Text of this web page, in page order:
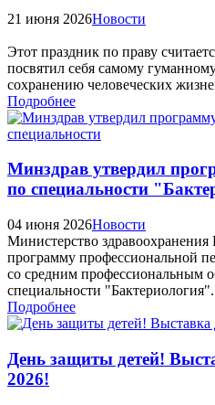
21 июня 2026Новости
Этот праздник по праву
посвятил себя самому
сохранению человеческих
Подробнее
Минздрав утвердил
по специальности
04 июня 2026Новости
Министерство
программу профессиональной
со средним профессиональным
специальности "Бактериология".
Подробнее
День защиты детей!
2026!